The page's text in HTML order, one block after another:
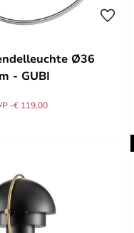
Ø36
- GUBI
-€ 119,00